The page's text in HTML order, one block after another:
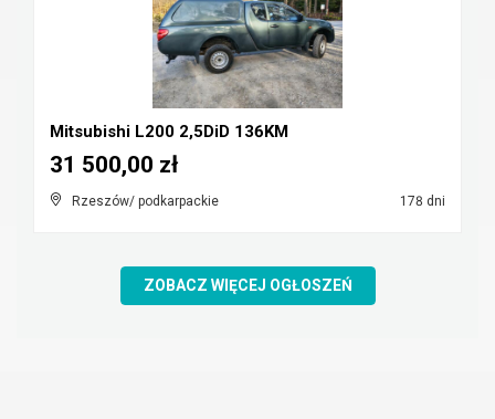
Mitsubishi L200 2,5DiD 136KM
Rzeszów/ podkarpackie 178 dni
31 500,00 zł
ZOBACZ WIĘCEJ OGŁOSZEŃ